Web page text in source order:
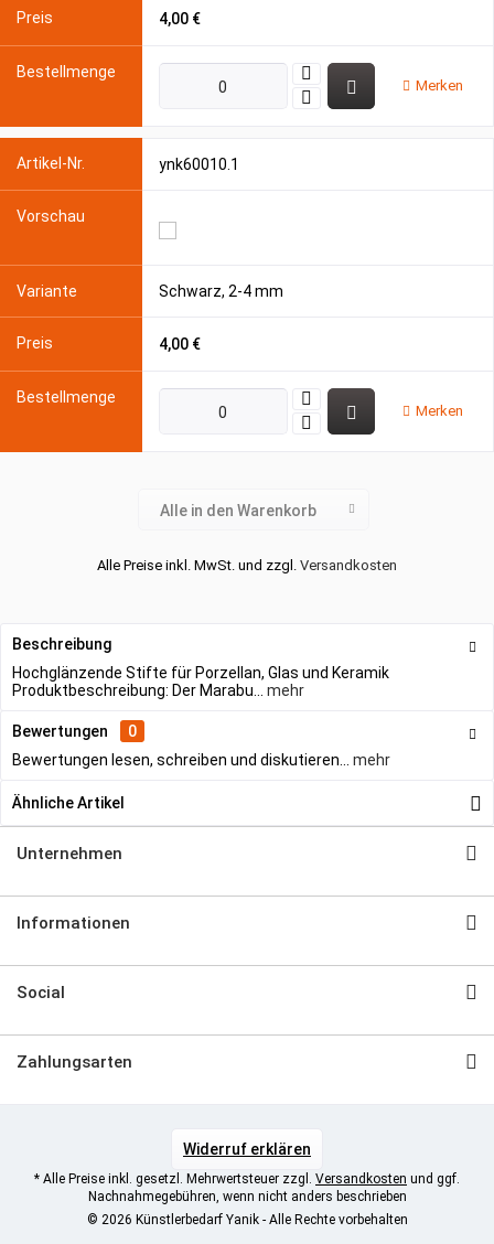
4,00 €
Merken
ynk60010.1
Schwarz, 2-4 mm
4,00 €
Merken
Alle Preise inkl. MwSt. und zzgl. Versandkosten
Alle in den Warenkorb
Beschreibung
Hochglänzende Stifte für Porzellan, Glas und Keramik
Produktbeschreibung: Der Marabu...
mehr
Bewertungen
0
Bewertungen lesen, schreiben und diskutieren...
mehr
Ähnliche Artikel
Unternehmen
Informationen
Social
Zahlungsarten
Widerruf erklären
* Alle Preise inkl. gesetzl. Mehrwertsteuer zzgl. Versandkosten und ggf.
Nachnahmegebühren, wenn nicht anders beschrieben
© 2026 Künstlerbedarf Yanik - Alle Rechte vorbehalten